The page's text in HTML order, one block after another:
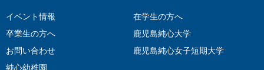
イベント情報
在学生の方へ
卒業生の方へ
鹿児島純心大学
お問い合わせ
鹿児島純心女子短期大学
純心幼稚園